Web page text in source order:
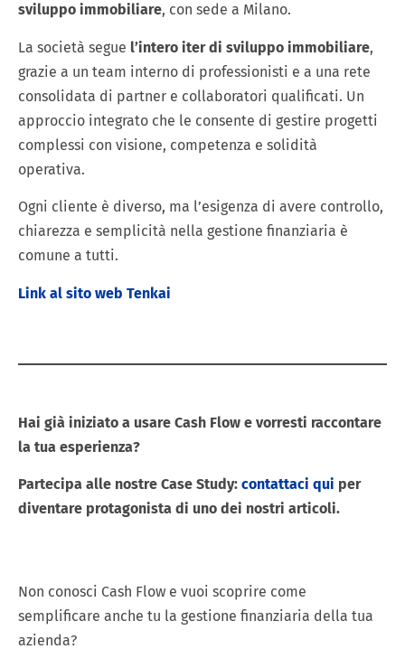
sviluppo immobiliare, con sede a Milano.
La società segue l’intero iter di sviluppo immobiliare,
grazie a un team interno di professionisti e a una rete
consolidata di partner e collaboratori qualificati. Un
approccio integrato che le consente di gestire progetti
complessi con visione, competenza e solidità
operativa.
Ogni cliente è diverso, ma l’esigenza di avere controllo,
chiarezza e semplicità nella gestione finanziaria è
comune a tutti.
Link al sito web Tenkai
Hai già iniziato a usare Cash Flow e vorresti raccontare
la tua esperienza?
Partecipa alle nostre Case Study: contattaci qui per
diventare protagonista di uno dei nostri articoli.
Non conosci Cash Flow e vuoi scoprire come
semplificare anche tu la gestione finanziaria della tua
azienda?